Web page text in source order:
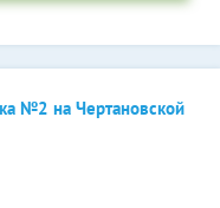
№2 на Чертановской